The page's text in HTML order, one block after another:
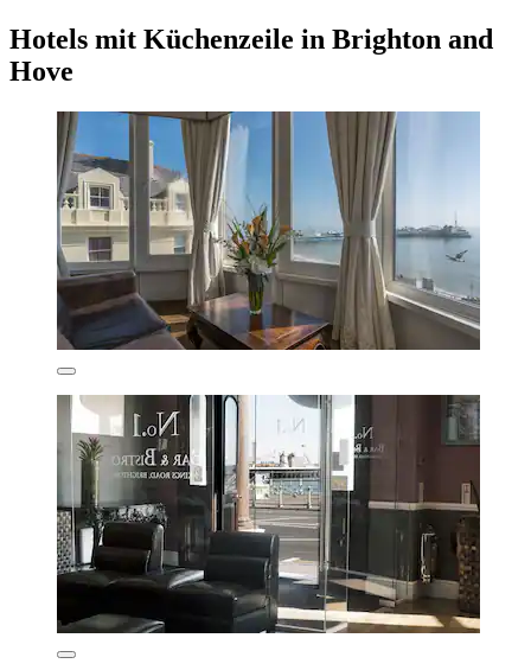
Hotels mit Küchenzeile in Brighton and
Hove